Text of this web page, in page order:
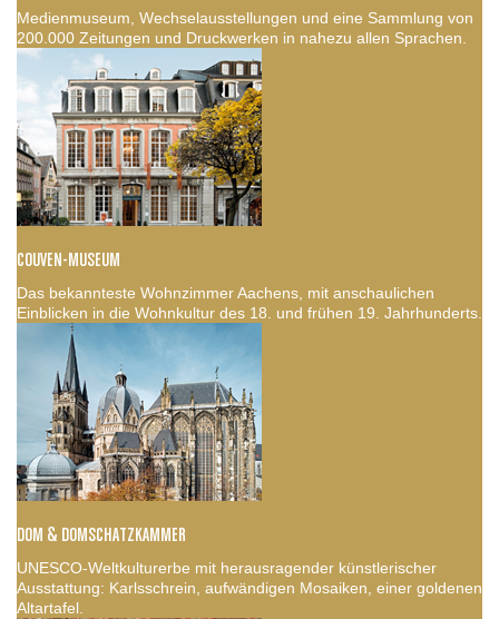
Medienmuseum, Wechselausstellungen und eine Sammlung von
200.000 Zeitungen und Druckwerken in nahezu allen Sprachen.
COUVEN-MUSEUM
Das bekannteste Wohnzimmer Aachens, mit anschaulichen
Einblicken in die Wohnkultur des 18. und frühen 19. Jahrhunderts.
DOM & DOMSCHATZKAMMER
UNESCO-Weltkulturerbe mit herausragender künstlerischer
Ausstattung: Karlsschrein, aufwändigen Mosaiken, einer goldenen
Altartafel.